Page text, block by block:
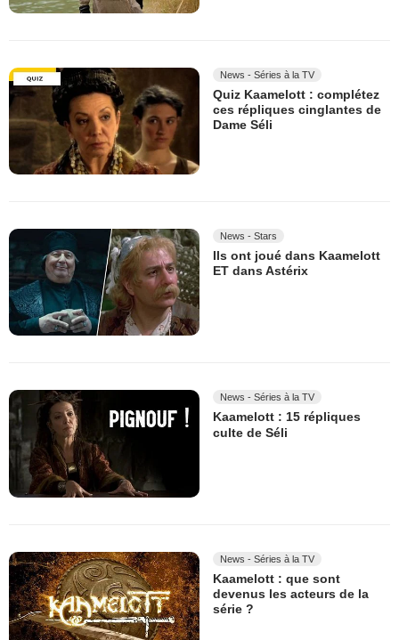
News - Séries à la TV
Quiz Kaamelott : complétez
ces répliques cinglantes de
Dame Séli
News - Stars
Ils ont joué dans Kaamelott
ET dans Astérix
News - Séries à la TV
Kaamelott : 15 répliques
culte de Séli
News - Séries à la TV
Kaamelott : que sont
devenus les acteurs de la
série ?